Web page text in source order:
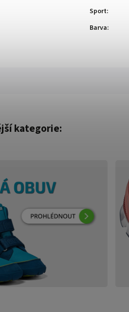
Sport:
Barva:
kategorie: